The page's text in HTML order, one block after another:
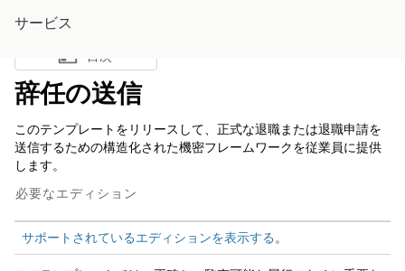
サービス
目次を表示
目次
辞任の送信
このテンプレートをリリースして、正式な退職または退職申請を
送信するための構造化された機密フレームワークを従業員に提供
します。
必要なエディション
サポートされているエディションを表示する。